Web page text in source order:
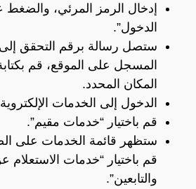
إدخال الرمز المرئي، والضغط
الدخول”.
ستصل رسالة برقم التحقق
المسجل على الموقع، قم
المكان المحدد.
الدخول إلى الخدمات
قم باختيار “خدمات مقيم”.
ستظهر قائمة الخدمات على
قم باختيار “خدمات الاستعلام
والتابعين”.